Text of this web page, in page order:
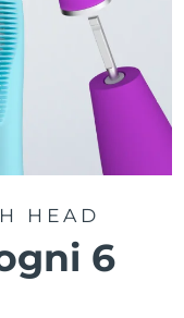
HEAD
6